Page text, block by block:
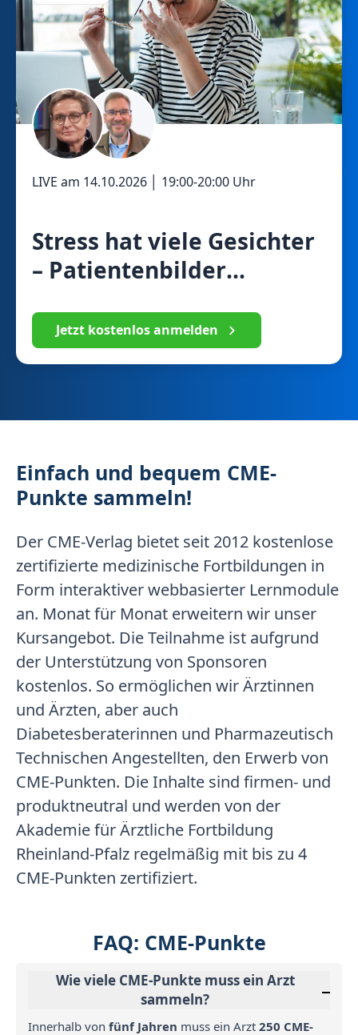
LIVE am 14.10.2026 19:00-20:00 Uhr
Stress hat viele Gesichter
– Patientenbilder
erkennen und
hausärztlich behandeln
Jetzt kostenlos anmelden
Einfach und bequem CME-
Punkte sammeln!
Der CME-Verlag bietet seit 2012 kostenlose
zertifizierte medizinische Fortbildungen in
Form interaktiver webbasierter Lernmodule
an. Monat für Monat erweitern wir unser
Kursangebot. Die Teilnahme ist aufgrund
der Unterstützung von Sponsoren
kostenlos. So ermöglichen wir Ärztinnen
und Ärzten, aber auch
Diabetesberaterinnen und Pharmazeutisch
Technischen Angestellten, den Erwerb von
CME-Punkten. Die Inhalte sind firmen- und
produktneutral und werden von der
Akademie für Ärztliche Fortbildung
Rheinland-Pfalz regelmäßig mit bis zu 4
CME-Punkten zertifiziert.
FAQ: CME-Punkte
Wie viele CME-Punkte muss ein Arzt
sammeln?
Innerhalb von fünf Jahren muss ein Arzt 250 CME-